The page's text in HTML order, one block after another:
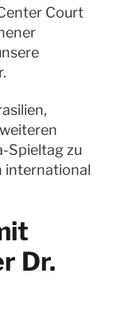
Court
Spieltag zu
international
Dr.